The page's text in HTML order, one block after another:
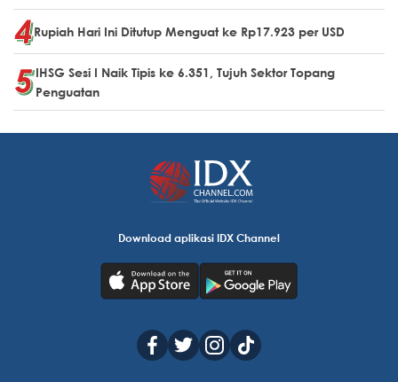
Rupiah Hari Ini Ditutup Menguat ke Rp17.923 per USD
IHSG Sesi I Naik Tipis ke 6.351, Tujuh Sektor Topang
Penguatan
Download aplikasi IDX Channel